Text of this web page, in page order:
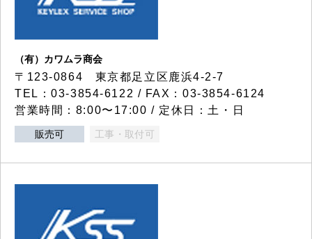
（有）カワムラ商会
〒123-0864 東京都足立区鹿浜4-2-7
TEL：03-3854-6122 / FAX：03-3854-6124
営業時間：8:00〜17:00 / 定休日：土・日
販売可 工事・取付可